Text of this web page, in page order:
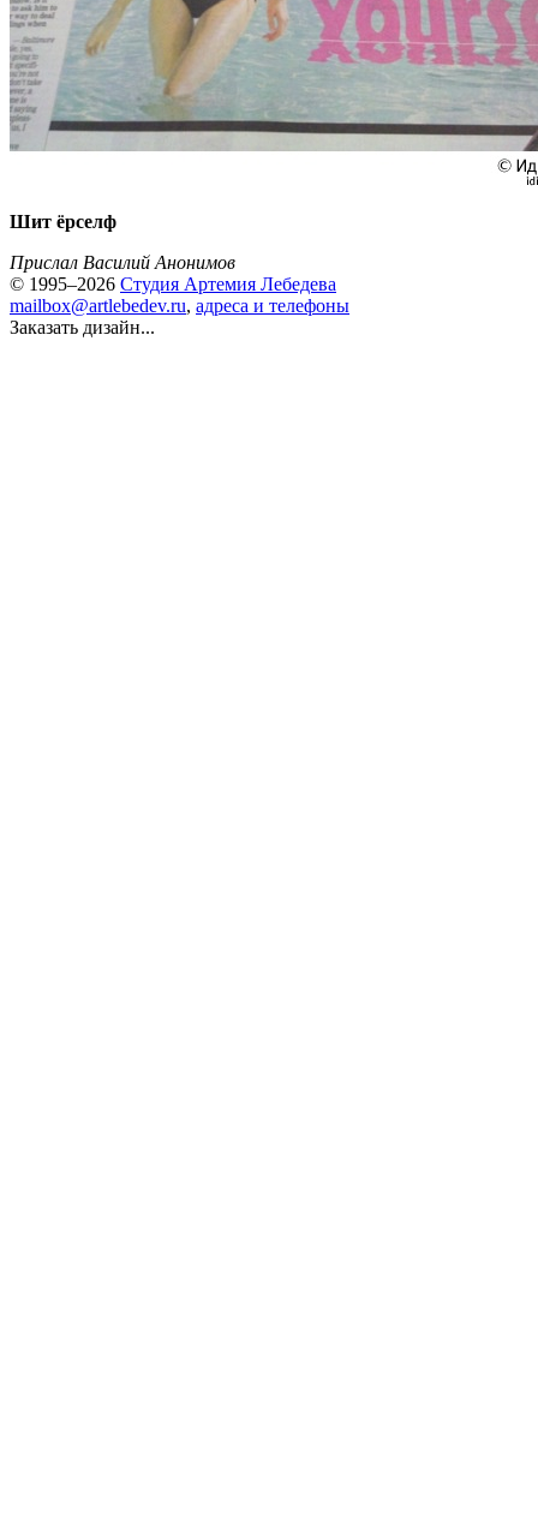
Шит ёрселф
Прислал Василий Анонимов
© 1995–2026 Студия Артемия Лебедева
mailbox@artlebedev.ru, адреса и телефоны
Заказать дизайн...